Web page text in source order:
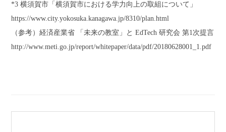
*3 横須賀市「横須賀市における学力向上の取組について」
https://www.city.yokosuka.kanagawa.jp/8310/plan.html
（参考）経済産業省 「未来の教室」と EdTech 研究会 第1次提言
http://www.meti.go.jp/report/whitepaper/data/pdf/20180628001_1.pdf